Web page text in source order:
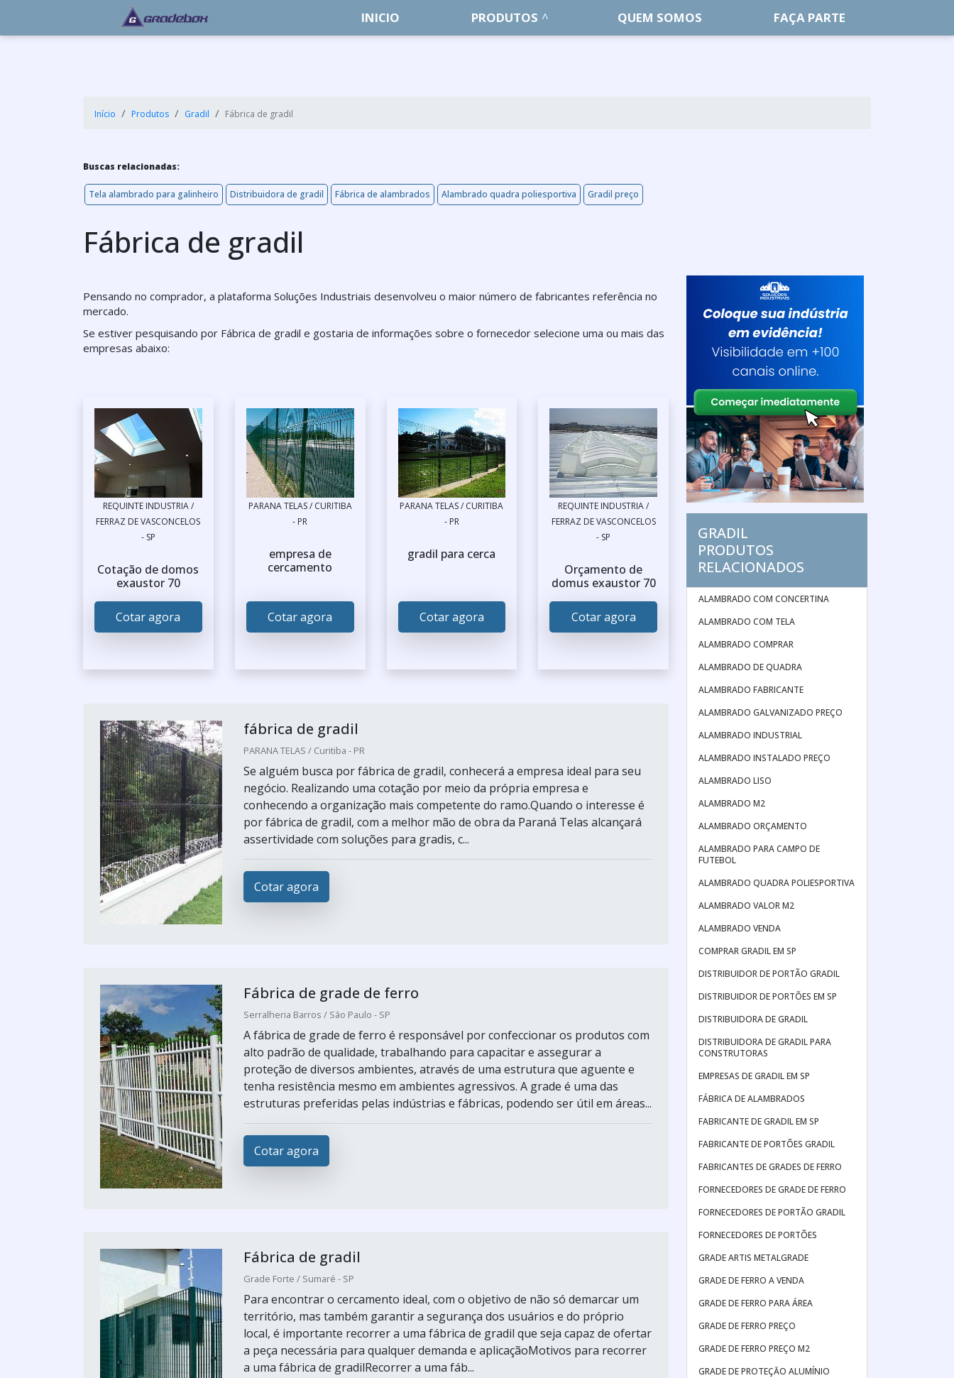
INICIO PRODUTOS QUEM SOMOS FAÇA PARTE
Início Produtos Gradil Fábrica de gradil
Buscas relacionadas:
Tela alambrado para galinheiro Distribuidora de gradil Fábrica de alambrados Alambrado quadra poliesportiva Gradil preço
Fábrica de gradil
Pensando no comprador, a plataforma Soluções Industriais desenvolveu o maior número de fabricantes referência no
mercado.
Se estiver pesquisando por Fábrica de gradil e gostaria de informações sobre o fornecedor selecione uma ou mais das
empresas abaixo:
REQUINTE INDUSTRIA /
FERRAZ DE VASCONCELOS
- SP
Cotação de domos
exaustor 70
Cotar agora
PARANA TELAS / CURITIBA
- PR
empresa de
cercamento
Cotar agora
PARANA TELAS / CURITIBA
- PR
gradil para cerca
Cotar agora
REQUINTE INDUSTRIA /
FERRAZ DE VASCONCELOS
- SP
Orçamento de
domus exaustor 70
Cotar agora
fábrica de gradil
PARANA TELAS / Curitiba - PR
Se alguém busca por fábrica de gradil, conhecerá a empresa ideal para seu
negócio. Realizando uma cotação por meio da própria empresa e
conhecendo a organização mais competente do ramo.Quando o interesse é
por fábrica de gradil, com a melhor mão de obra da Paraná Telas alcançará
assertividade com soluções para gradis, c...
Cotar agora
Fábrica de grade de ferro
Serralheria Barros / São Paulo - SP
A fábrica de grade de ferro é responsável por confeccionar os produtos com
alto padrão de qualidade, trabalhando para capacitar e assegurar a
proteção de diversos ambientes, através de uma estrutura que aguente e
tenha resistência mesmo em ambientes agressivos. A grade é uma das
estruturas preferidas pelas indústrias e fábricas, podendo ser útil em áreas...
Cotar agora
Fábrica de gradil
Grade Forte / Sumaré - SP
Para encontrar o cercamento ideal, com o objetivo de não só demarcar um
território, mas também garantir a segurança dos usuários e do próprio
local, é importante recorrer a uma fábrica de gradil que seja capaz de ofertar
a peça necessária para qualquer demanda e aplicaçãoMotivos para recorrer
a uma fábrica de gradilRecorrer a uma fáb...
GRADIL
PRODUTOS
RELACIONADOS
ALAMBRADO COM CONCERTINA
ALAMBRADO COM TELA
ALAMBRADO COMPRAR
ALAMBRADO DE QUADRA
ALAMBRADO FABRICANTE
ALAMBRADO GALVANIZADO PREÇO
ALAMBRADO INDUSTRIAL
ALAMBRADO INSTALADO PREÇO
ALAMBRADO LISO
ALAMBRADO M2
ALAMBRADO ORÇAMENTO
ALAMBRADO PARA CAMPO DE
FUTEBOL
ALAMBRADO QUADRA POLIESPORTIVA
ALAMBRADO VALOR M2
ALAMBRADO VENDA
COMPRAR GRADIL EM SP
DISTRIBUIDOR DE PORTÃO GRADIL
DISTRIBUIDOR DE PORTÕES EM SP
DISTRIBUIDORA DE GRADIL
DISTRIBUIDORA DE GRADIL PARA
CONSTRUTORAS
EMPRESAS DE GRADIL EM SP
FÁBRICA DE ALAMBRADOS
FABRICANTE DE GRADIL EM SP
FABRICANTE DE PORTÕES GRADIL
FABRICANTES DE GRADES DE FERRO
FORNECEDORES DE GRADE DE FERRO
FORNECEDORES DE PORTÃO GRADIL
FORNECEDORES DE PORTÕES
GRADE ARTIS METALGRADE
GRADE DE FERRO A VENDA
GRADE DE FERRO PARA ÁREA
GRADE DE FERRO PREÇO
GRADE DE FERRO PREÇO M2
GRADE DE PROTEÇĂO ALUMÍNIO